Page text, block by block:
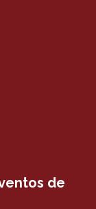
de